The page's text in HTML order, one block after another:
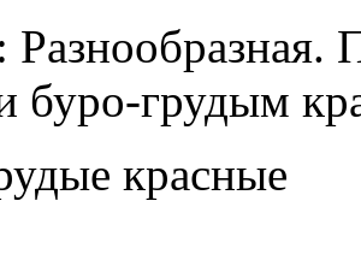
Разнообразная.
буро-грудым
красные